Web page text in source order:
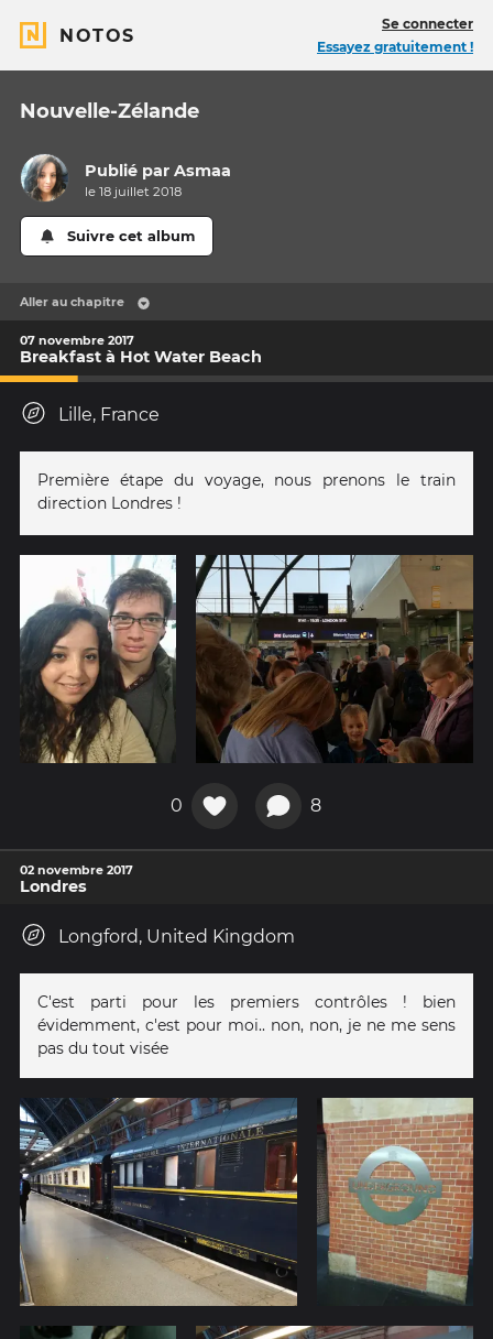
NOTOS
Se connecter
Essayez gratuitement !
Nouvelle-Zélande
Publié parAsmaa
le 18 juillet 2018
Suivre cet album
Aller au chapitre
07 novembre 2017
Breakfast à Hot Water Beach
Lille, France
Première étape du voyage, nous prenons le train
direction Londres !
0 8
02 novembre 2017
Londres
Longford, United Kingdom
C'est parti pour les premiers contrôles ! bien
évidemment, c'est pour moi.. non, non, je ne me sens
pas du tout visée